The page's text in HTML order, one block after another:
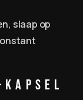
slaap op